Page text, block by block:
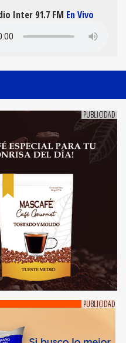
Inter 91.7 FM En Vivo